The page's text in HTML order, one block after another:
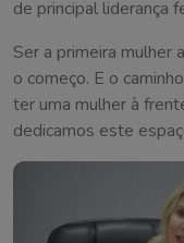
de principal liderança
Ser a primeira mulher
o começo. E o
ter uma mulher à
dedicamos este